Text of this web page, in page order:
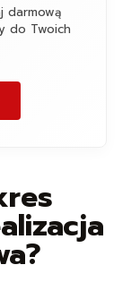
darmową
do Twoich